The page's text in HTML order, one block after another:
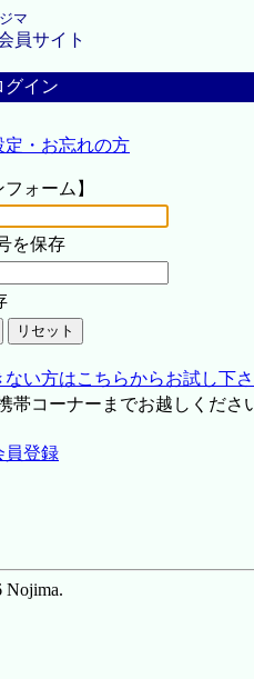
マ
員サイト
グイン
・お忘れの方
フォーム】
を保存
い方はこちらからお試し下
コーナーまでお越しくださ
員登録
Nojima.